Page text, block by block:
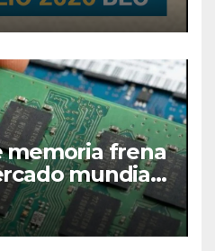
memoria frena
mundial